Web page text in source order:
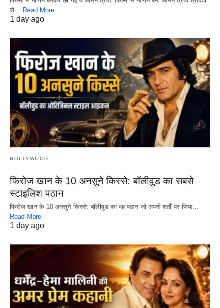
से… Read More
1 day ago
BOLLYWOOD
फिरोज खान के 10 अनसुने किस्से: बॉलीवुड का सबसे
स्टाइलिश पठान
फिरोज खान के 10 अनसुने किस्से: बॉलीवुड का वह पठान जो अपनी शर्तों पर जिया…
Read More
1 day ago